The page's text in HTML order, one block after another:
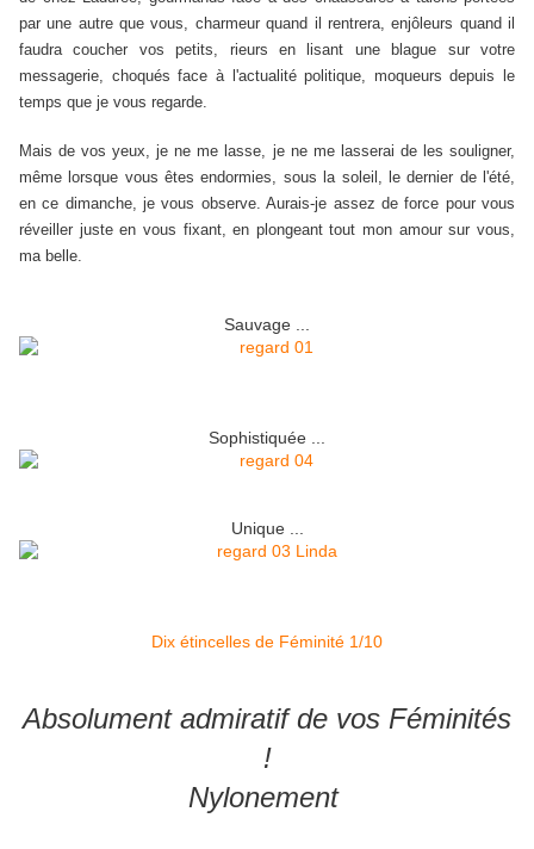
par une autre que vous, charmeur quand il rentrera, enjôleurs quand il
faudra coucher vos petits, rieurs en lisant une blague sur votre
messagerie, choqués face à l'actualité politique, moqueurs depuis le
temps que je vous regarde.
Mais de vos yeux, je ne me lasse, je ne me lasserai de les souligner,
même lorsque vous êtes endormies, sous la soleil, le dernier de l'été,
en ce dimanche, je vous observe. Aurais-je assez de force pour vous
réveiller juste en vous fixant, en plongeant tout mon amour sur vous,
ma belle.
Sauvage ...
Sophistiquée ...
Unique ...
Dix étincelles de Féminité 1/10
Absolument admiratif de vos Féminités
!
Nylonement